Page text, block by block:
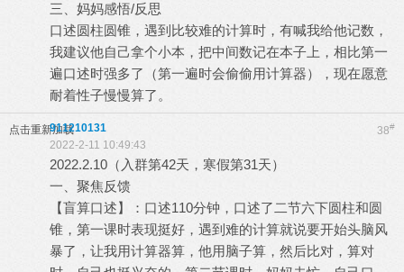
三、妈妈感悟/反思
口述圆柱圆锥，遇到比较难的计算时，有喊我给他记数，
我建议他自己拿个小本，把中间数记在本子上，相比第一
遍口述时强多了（第一遍时会偷偷用计算器），现在愿意
耐着性子慢慢算了。
点击重新加载 38#
911210131
2022-2-11 10:49:43
2022.2.10（入群第42天，寒假第31天）
一、聚焦反馈
【盲算口述】：口述110分钟，口述了二节六下圆柱和圆
锥，第一课时表现挺好，遇到难的计算就说要开始头脑风
暴了，让我用计算器算，他用脑子算，然后比对，算对